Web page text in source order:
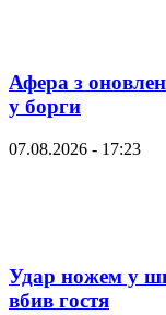
Афера з
у борги
07.08.2026 - 17:23
Удар ножем у
вбив гостя